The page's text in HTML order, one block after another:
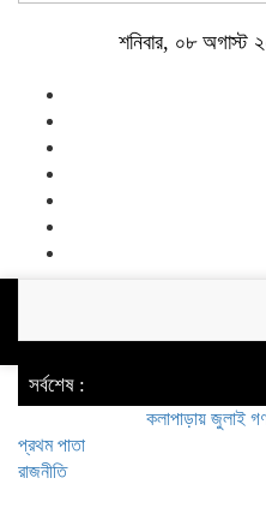
শনিবার, ০৮
‌ সর্বশেষ :
কলাপাড়ায় জুলাই
প্রথম পাতা
রাজনীতি